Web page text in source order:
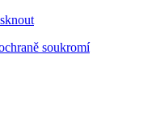
soukromí